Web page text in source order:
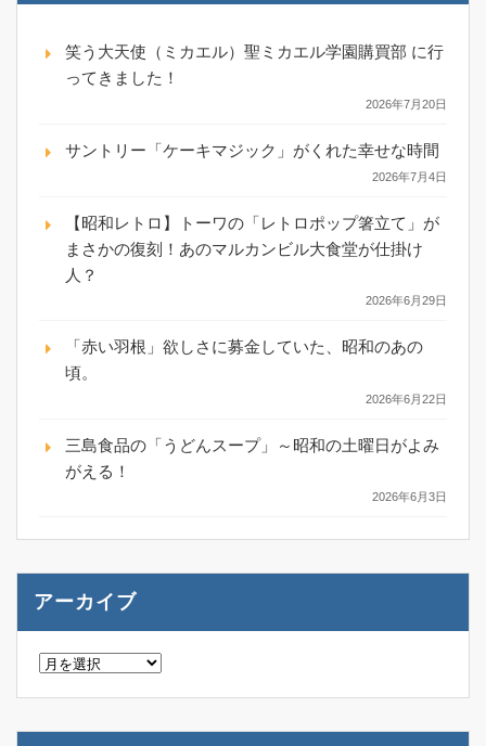
笑う大天使（ミカエル）聖ミカエル学園購買部 に行
ってきました！
2026年7月20日
サントリー「ケーキマジック」がくれた幸せな時間
2026年7月4日
【昭和レトロ】トーワの「レトロポップ箸立て」が
まさかの復刻！あのマルカンビル大食堂が仕掛け
人？
2026年6月29日
「赤い羽根」欲しさに募金していた、昭和のあの
頃。
2026年6月22日
三島食品の「うどんスープ」～昭和の土曜日がよみ
がえる！
2026年6月3日
アーカイブ
ア
イ